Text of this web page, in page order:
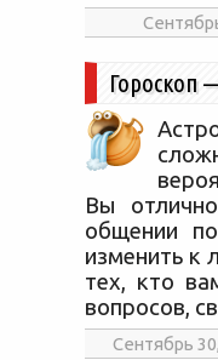
Гороскоп
Вы
общении
изменить к
тех, кто
вопросов,
Сентябрь